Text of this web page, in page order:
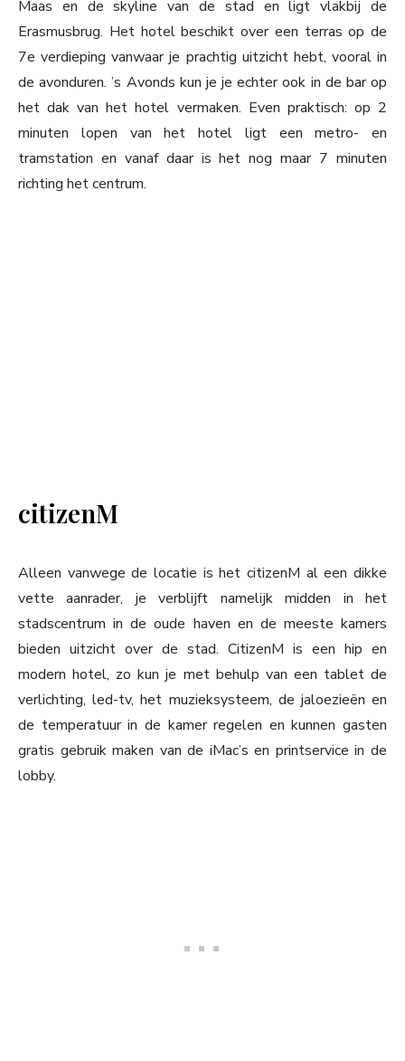
Maas en de skyline van de stad en ligt vlakbij de
Erasmusbrug. Het hotel beschikt over een terras op de
7e verdieping vanwaar je prachtig uitzicht hebt, vooral in
de avonduren. ’s Avonds kun je je echter ook in de bar op
het dak van het hotel vermaken. Even praktisch: op 2
minuten lopen van het hotel ligt een metro- en
tramstation en vanaf daar is het nog maar 7 minuten
richting het centrum.
citizenM
Alleen vanwege de locatie is het citizenM al een dikke
vette aanrader, je verblijft namelijk midden in het
stadscentrum in de oude haven en de meeste kamers
bieden uitzicht over de stad. CitizenM is een hip en
modern hotel, zo kun je met behulp van een tablet de
verlichting, led-tv, het muzieksysteem, de jaloezieën en
de temperatuur in de kamer regelen en kunnen gasten
gratis gebruik maken van de iMac’s en printservice in de
lobby.